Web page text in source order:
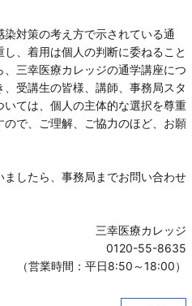
対策の考え方で示されている通
、着用は個人の判断に委ねること
三幸医療カレッジの通学講座につ
受講生の皆様、講師、事務局スタ
ては、個人の主体的な選択を尊重
で、ご理解、ご協力のほど、お願
したら、事務局までお問い合わせ
三幸医療カレッジ
0120-55-8635
（営業時間：平日8:50～18:00）